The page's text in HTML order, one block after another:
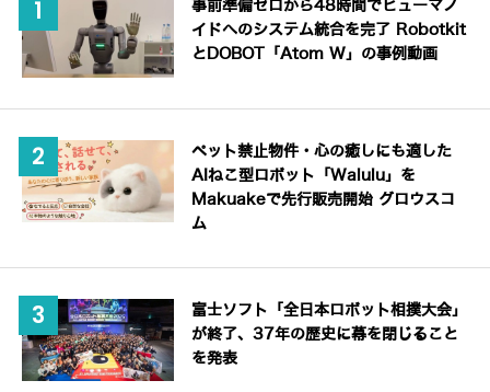
事前準備ゼロから48時間でヒューマノ
イドへのシステム統合を完了 Robotkit
とDOBOT「Atom W」の事例動画
ペット禁止物件・心の癒しにも適した
AIねこ型ロボット「Walulu」を
Makuakeで先行販売開始 グロウスコ
ム
富士ソフト「全日本ロボット相撲大会」
が終了、37年の歴史に幕を閉じること
を発表